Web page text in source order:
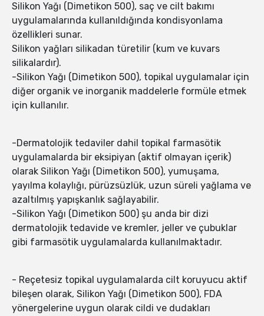
Silikon Yağı (Dimetikon 500), saç ve cilt bakımı
uygulamalarında kullanıldığında kondisyonlama
özellikleri sunar.
Silikon yağları silikadan türetilir (kum ve kuvars
silikalardır).
-Silikon Yağı (Dimetikon 500), topikal uygulamalar için
diğer organik ve inorganik maddelerle formüle etmek
için kullanılır.
-Dermatolojik tedaviler dahil topikal farmasötik
uygulamalarda bir eksipiyan (aktif olmayan içerik)
olarak Silikon Yağı (Dimetikon 500), yumuşama,
yayılma kolaylığı, pürüzsüzlük, uzun süreli yağlama ve
azaltılmış yapışkanlık sağlayabilir.
-Silikon Yağı (Dimetikon 500) şu anda bir dizi
dermatolojik tedavide ve kremler, jeller ve çubuklar
gibi farmasötik uygulamalarda kullanılmaktadır.
- Reçetesiz topikal uygulamalarda cilt koruyucu aktif
bileşen olarak, Silikon Yağı (Dimetikon 500), FDA
yönergelerine uygun olarak cildi ve dudakları